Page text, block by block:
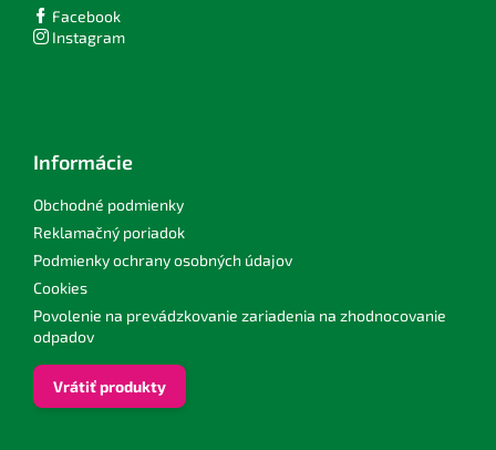
Facebook
Instagram
Informácie
Obchodné podmienky
Reklamačný poriadok
Podmienky ochrany osobných údajov
Cookies
Povolenie na prevádzkovanie zariadenia na zhodnocovanie
odpadov
Vrátiť produkty